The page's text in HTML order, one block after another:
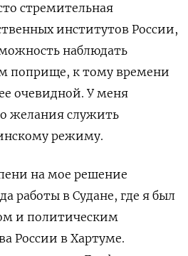
стремительная
институтов России,
наблюдать
поприще, к тому времени
очевидной. У меня
желания служить
режиму.
на мое решение
работы в Судане, где я был
и политическим
России в Хартуме.